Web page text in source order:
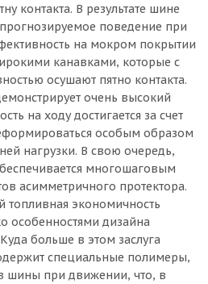
контакта. В результате шине
поведение при
на мокром покрытии
канавками, которые с
осушают пятно контакта.
очень высокий
на ходу достигается за счет
особым образом
нагрузки. В свою очередь,
многошаговым
асимметричного протектора.
экономичность
особенностями дизайна
больше в этом заслуга
специальные полимеры,
шины при движении, что, в